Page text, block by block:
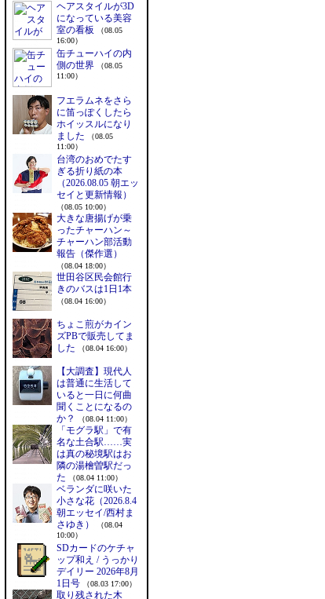
ヘアスタイルが3D
になっている美容
室の看板
（08.05
16:00）
缶チューハイの内
側の世界
（08.05
11:00）
フエラムネをさら
に笛っぽくしたら
ホイッスルになり
ました
（08.05
11:00）
台湾のおめでたす
ぎる折り紙の本
（2026.08.05 朝エッ
セイと更新情報）
（08.05 10:00）
大きな唐揚げが乗
ったチャーハン～
チャーハン部活動
報告（傑作選）
（08.04 18:00）
世田谷区民会館行
きのバスは1日1本
（08.04 16:00）
ちょこ煎がカイン
ズPBで販売してま
した
（08.04 16:00）
【大調査】現代人
は普通に生活して
いると一日に何曲
聞くことになるの
か？
（08.04 11:00）
「モグラ駅」で有
名な土合駅……実
は真の秘境駅はお
隣の湯檜曽駅だっ
た
（08.04 11:00）
ベランダに咲いた
小さな花（2026.8.4
朝エッセイ/西村ま
さゆき）
（08.04
10:00）
SDカードのケチャ
ップ和え / うっかり
デイリー 2026年8月
1日号
（08.03 17:00）
取り残された木